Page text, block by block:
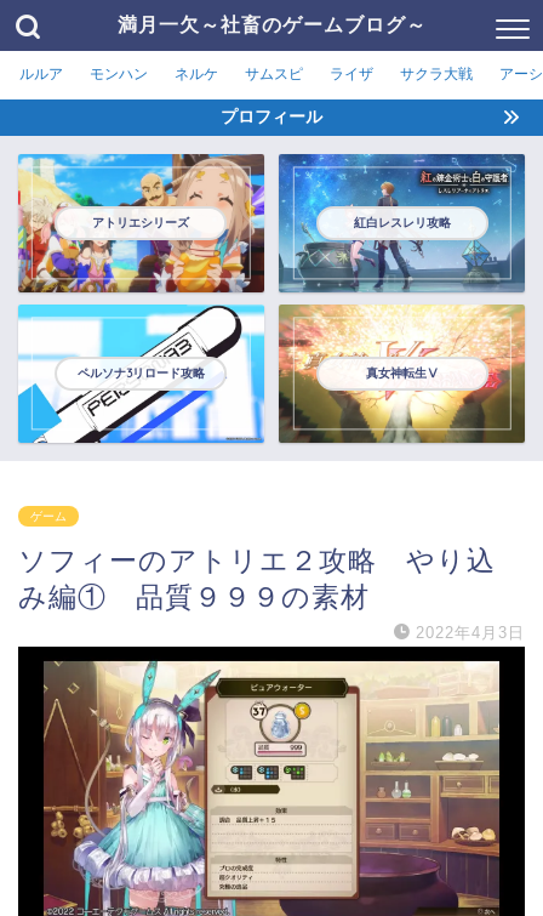
満月一欠～社畜のゲームブログ～
ルルア モンハン ネルケ サムスピ ライザ サクラ大戦 アー
プロフィール
アトリエシリーズ 紅白レスレリ攻略
ペルソナ3リロード攻略 真女神転生Ⅴ
ゲーム
ソフィーのアトリエ２攻略 やり込
み編① 品質９９９の素材
2022年4月3日